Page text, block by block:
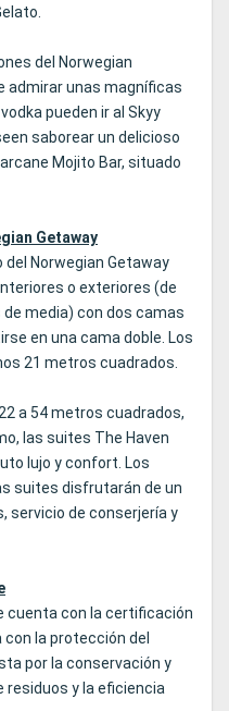
del Norwegian
admirar unas magníficas
pueden ir al Skyy
saborear un delicioso
Mojito Bar, situado
Getaway
del Norwegian Getaway
o exteriores (de
media) con dos camas
en una cama doble. Los
21 metros cuadrados.
a 54 metros cuadrados,
las suites The Haven
lujo y confort. Los
suites disfrutarán de un
servicio de conserjería y
cuenta con la certificación
la protección del
por la conservación y
residuos y la eficiencia